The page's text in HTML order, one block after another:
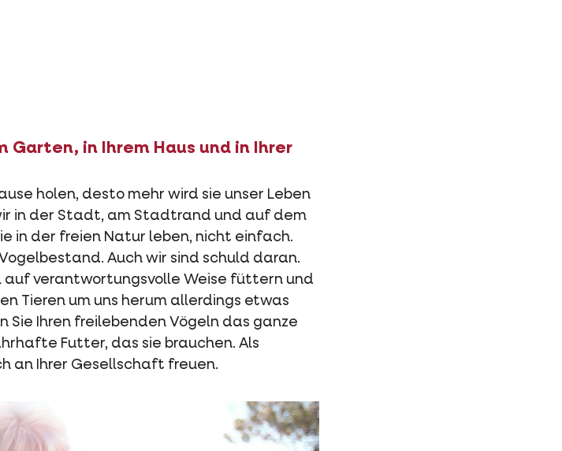
Garten, in Ihrem Haus und in Ihrer
holen, desto mehr wird sie unser Leben
in der Stadt, am Stadtrand und auf dem
in der freien Natur leben, nicht einfach.
Auch wir sind schuld daran.
auf verantwortungsvolle Weise füttern und
Tieren um uns herum allerdings etwas
Sie Ihren freilebenden Vögeln das ganze
Futter, das sie brauchen. Als
an Ihrer Gesellschaft freuen.